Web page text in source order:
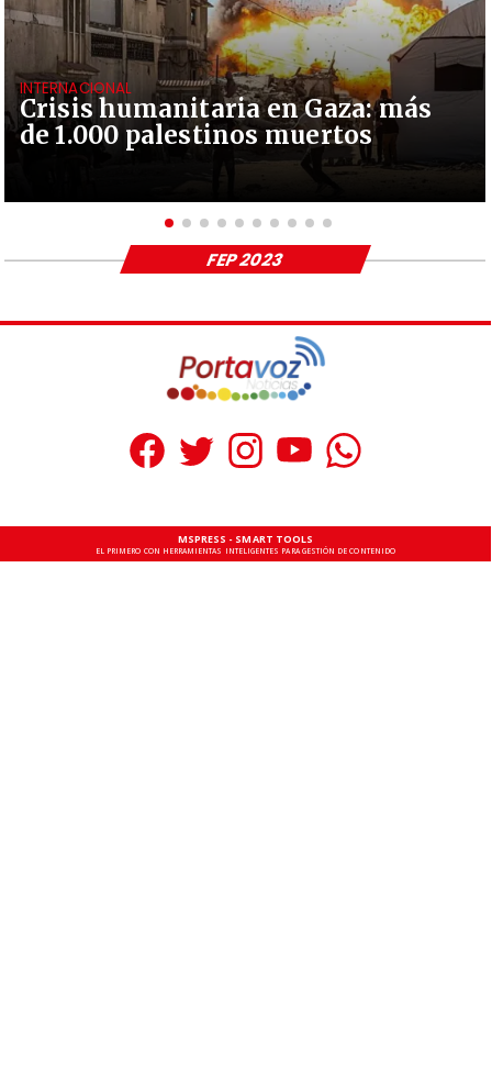
Crisis humanitaria en Gaza: más
de 1.000 palestinos muertos
INTERNACIONAL
FEP 2023
MSPRESS - SMART TOOLS
EL PRIMERO CON HERRAMIENTAS INTELIGENTES PARA GESTIÓN DE CONTENIDO